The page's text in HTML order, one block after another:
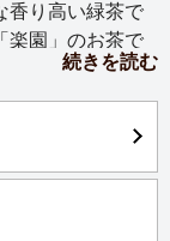
香り高い緑茶で
楽園」のお茶で
続きを読む